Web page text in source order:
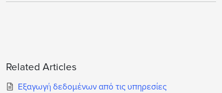
Related Articles
Εξαγωγή δεδομένων από τις υπηρεσίες